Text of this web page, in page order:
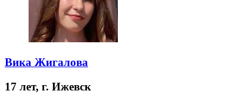
Вика Жигалова
17 лет, г. Ижевск